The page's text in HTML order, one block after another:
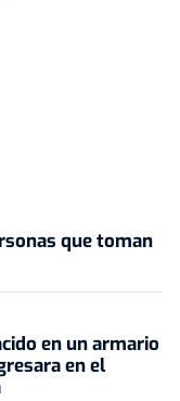
que toman
en un armario
en el